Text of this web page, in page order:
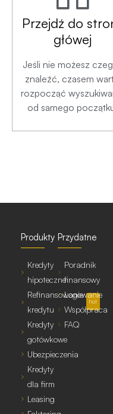
Przejdź do
główej
Jeśli nie możesz
znaleźć, czasem
rozpocząć
od samego
Produkty
Kredyty
hipoteczne
Refinansowanie
kredytu
hot
Kredyty
gotówkowe
Ubezpieczenia
Kredyty
dla firm
Leasing
Przydatne
Poradnik
finansowy
Logowanie
Współpraca
FAQ